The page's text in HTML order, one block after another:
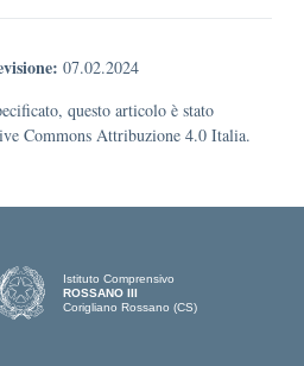
07.02.2024
questo articolo è stato
Commons Attribuzione 4.0 Italia.
Istituto Comprensivo
ROSSANO III
Corigliano Rossano (CS)